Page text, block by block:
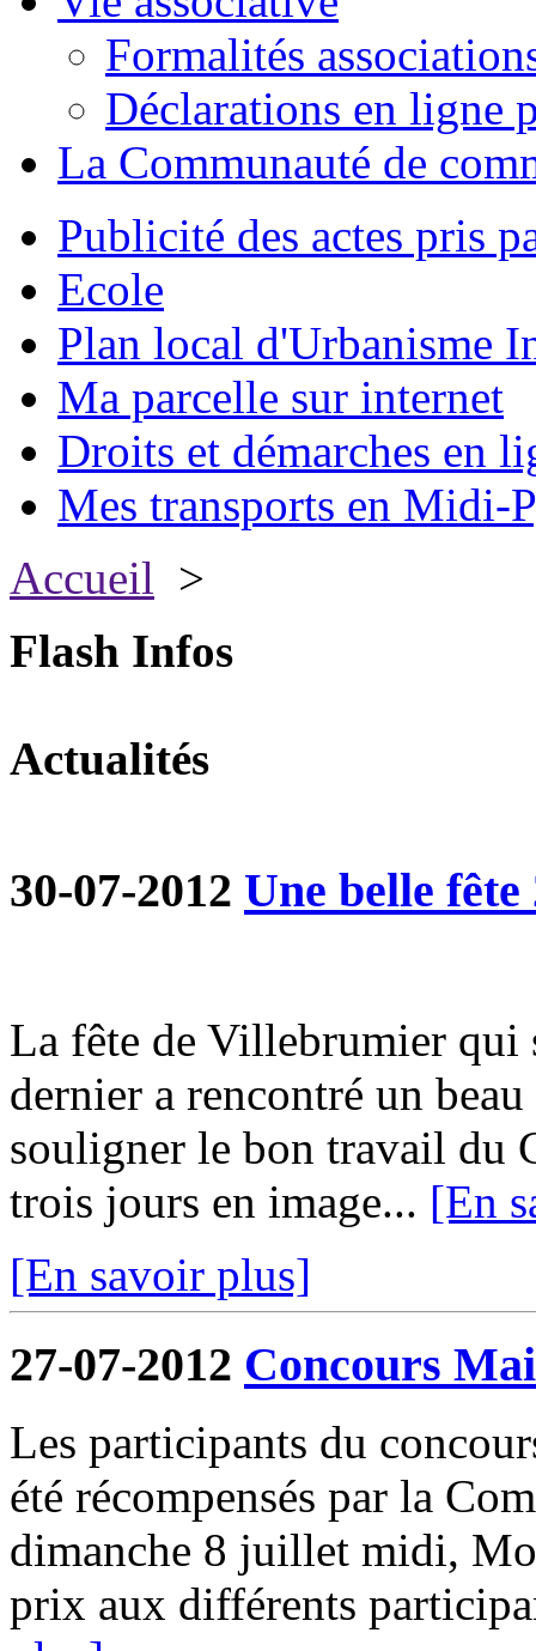
Formalités
Déclarations en ligne
La Communauté de
Publicité des actes pris
Ecole
Plan local d'Urbanisme
Ma parcelle sur internet
Droits et démarches en
Mes transports en Midi-
Accueil >
Flash Infos
Actualités
30-07-2012 Une belle fête
La fête de Villebrumier qui
dernier a rencontré un
souligner le bon travail du
trois jours en image... [En
[En savoir plus]
27-07-2012 Concours
Les participants du
été récompensés par la
dimanche 8 juillet midi,
prix aux différents